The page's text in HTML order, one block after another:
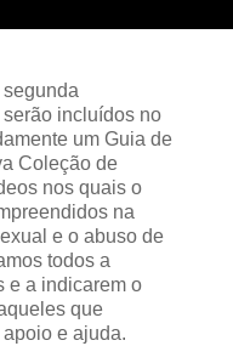
incluídos no
um Guia de
Coleção de
nos quais o
na
e o abuso de
todos a
e a indicarem o
que
e ajuda.